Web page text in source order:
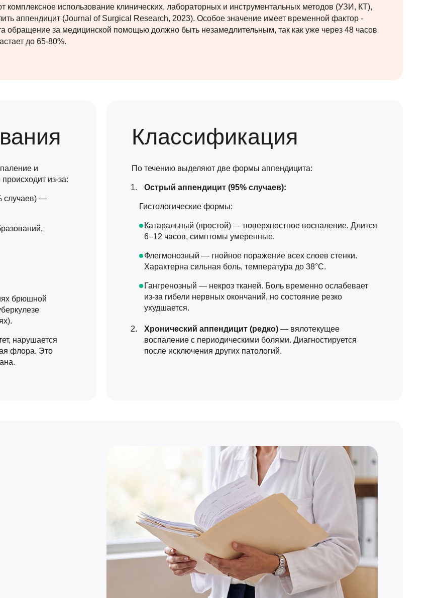
использование клинических, лабораторных и инструментальных методов (УЗИ, КТ),
аппендицит (Journal of Surgical Research, 2023). Особое значение имеет временной фактор -
обращение за медицинской помощью должно быть незамедлительным, так как уже через 48 часов
до 65-80%.
и
из-за:
случаев) —
брюшной
нарушается
флора. Это
Классификация
По течению выделяют две формы аппендицита:
Острый аппендицит (95% случаев):
Гистологические формы:
Катаральный (простой) — поверхностное воспаление. Длится
6–12 часов, симптомы умеренные.
Флегмонозный — гнойное поражение всех слоев стенки.
Характерна сильная боль, температура до 38°C.
Гангренозный — некроз тканей. Боль временно ослабевает
из-за гибели нервных окончаний, но состояние резко
ухудшается.
Хронический аппендицит (редко) — вялотекущее
воспаление с периодическими болями. Диагностируется
после исключения других патологий.